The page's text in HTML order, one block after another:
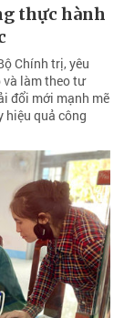
thực hành
Chính trị, yêu
làm theo tư
đổi mới mạnh mẽ
hiệu quả công